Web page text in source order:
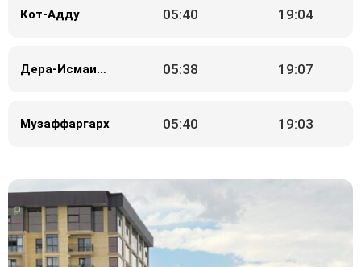
Кот-Адду 05:40 19:04
Дера-Исмаил-Хан 05:38 19:07
Музаффаргарх 05:40 19:03